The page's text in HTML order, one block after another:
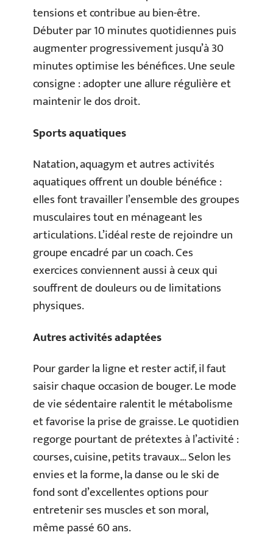
tensions et contribue au bien-être.
Débuter par 10 minutes quotidiennes puis
augmenter progressivement jusqu’à 30
minutes optimise les bénéfices. Une seule
consigne : adopter une allure régulière et
maintenir le dos droit.
Sports aquatiques
Natation, aquagym et autres activités
aquatiques offrent un double bénéfice :
elles font travailler l’ensemble des groupes
musculaires tout en ménageant les
articulations. L’idéal reste de rejoindre un
groupe encadré par un coach. Ces
exercices conviennent aussi à ceux qui
souffrent de douleurs ou de limitations
physiques.
Autres activités adaptées
Pour garder la ligne et rester actif, il faut
saisir chaque occasion de bouger. Le mode
de vie sédentaire ralentit le métabolisme
et favorise la prise de graisse. Le quotidien
regorge pourtant de prétextes à l’activité :
courses, cuisine, petits travaux… Selon les
envies et la forme, la danse ou le ski de
fond sont d’excellentes options pour
entretenir ses muscles et son moral,
même passé 60 ans.